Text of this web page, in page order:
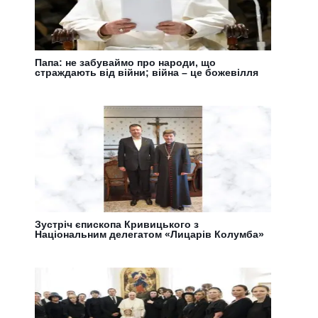
Папа: не забуваймо про народи, що
страждають від війни; війна – це божевілля
Зустріч єпископа Кривицького з
Національним делегатом «Лицарів Колумба»